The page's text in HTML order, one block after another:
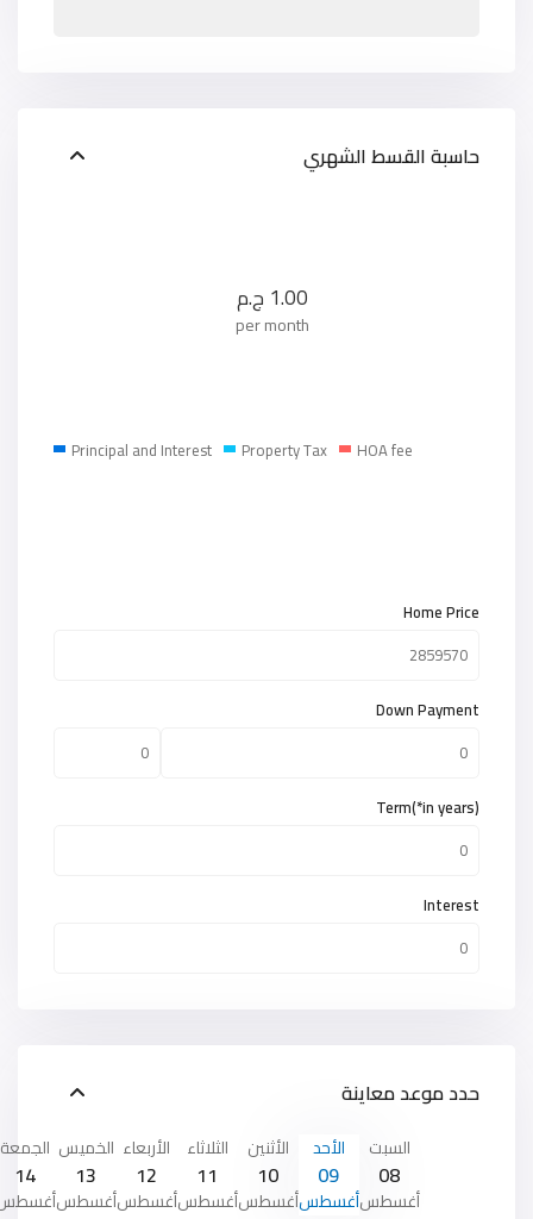
حاسبة القسط الشهري
1.00 ج.م
per month
Principal and Interest Property Tax HOA fee
Home Price
Down Payment
Term(*in years)
Interest
حدد موعد معاينة
السبت
08
أغسطس
الأحد
09
أغسطس
الأثنين
10
أغسطس
الثلاثاء
11
أغسطس
الأربعاء
12
أغسطس
الخميس
13
أغسطس
الجمعة
14